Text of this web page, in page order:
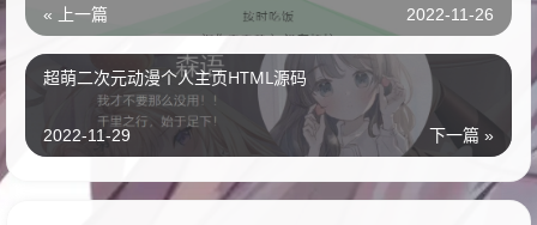
« 上一篇 2022-11-26
超萌二次元动漫个人主页HTML源码
下一篇 »
2022-11-29